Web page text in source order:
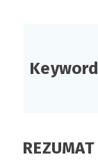
REZUMAT